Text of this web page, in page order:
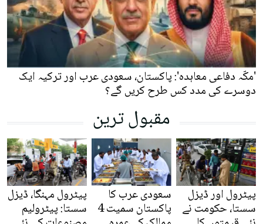
'مکّہ دفاعی معاہدہ': پاکستان، سعودی عرب اور ترکیہ ایک
دوسرے کی مدد کس طرح کریں گے؟
مقبول ترین
پیٹرول اور ڈیزل
سستا، حکومت نے
سعودی عرب کا
پاکستان سمیت 4
پیٹرول مہنگا، ڈیزل
سستا: پیٹرولیم